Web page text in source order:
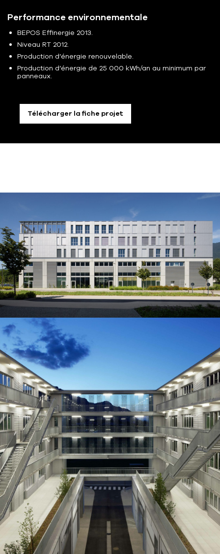
Performance environnementale
BEPOS Effinergie 2013.
Niveau RT 2012.
Production d’énergie renouvelable.
Production d’énergie de 25 000 kWh/an au minimum par
panneaux.
Télécharger la fiche projet